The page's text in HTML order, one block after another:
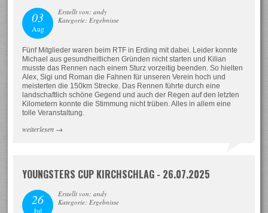
03
Aug
Erstellt von: andy
Kategorie: Ergebnisse
Fünf Mitglieder waren beim RTF in Erding mit dabei. Leider konnte
Michael aus gesundheitlichen Gründen nicht starten und Kilian
musste das Rennen nach einem Sturz vorzeitig beenden. So hielten
Alex, Sigi und Roman die Fahnen für unseren Verein hoch und
meisterten die 150km Strecke. Das Rennen führte durch eine
landschaftlich schöne Gegend und auch der Regen auf den letzten
Kilometern konnte die Stimmung nicht trüben. Alles in allem eine
tolle Veranstaltung.
weiterlesen →
YOUNGSTERS CUP KIRCHSCHLAG - 26.07.2025
26
Jul
Erstellt von: andy
Kategorie: Ergebnisse